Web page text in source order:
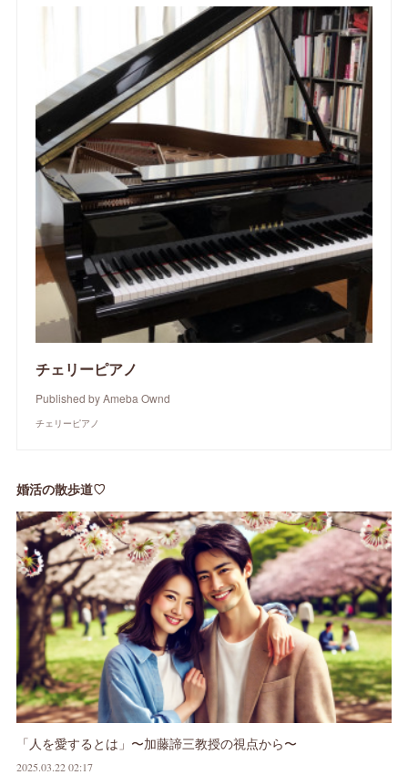
チェリーピアノ
Published by Ameba Ownd
チェリーピアノ
婚活の散歩道♡
「人を愛するとは」〜加藤諦三教授の視点から〜
2025.03.22 02:17